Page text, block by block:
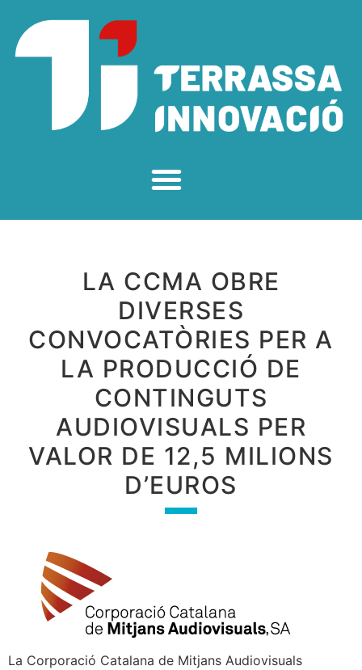
LA CCMA OBRE
DIVERSES
CONVOCATÒRIES PER A
LA PRODUCCIÓ DE
CONTINGUTS
AUDIOVISUALS PER
VALOR DE 12,5 MILIONS
D’EUROS
La Corporació Catalana de Mitjans Audiovisuals